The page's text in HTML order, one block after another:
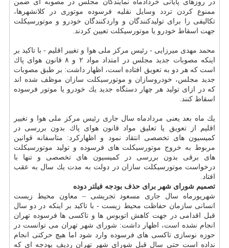
در روزهای پایانی خردادماه نمایندگان مجلس در مصوبه ای ضمن
ممنوع كردن تردد وسایل نقلیه فرسوده موتوری در كلانشهرها،
تكالیفی را برای تولیدكنندگان و واردكنندگان خودرو و موتورسیكلت
جهت اسقاط خودرو یا موتورسیكلت تعیین كردند.
محمد مهدی میرزایی - رئیس مركز ملی هوا و تغییر اقلیم - با تاكید بر
اینكه مصوبات جدید مجلس در امتداد مواد ۲ و ۸ قانون هوای پاك
است كه هر دو به تعویق افتاده است، اظهار داشت: بر طبق مصوبات
جدید مجلس، خودروسازان و موتورسیكلت سازان موظف شده اند
كه در ازای تولید هر چهار دستگاه جدید یك خودرو یا موتور فرسوده
اسقاط كنند.
یك ماه بعد یعنی مردادماه سال جاری رئیس مركز ملی هوا و تغییر
اقلیم از تعویق یا تعلیق مواد قانون هوای پاك بدون بررسی در
كمیسیون های تخصصی انتقاد نمود و اظهاركرد: متاسفانه قوانین
مربوط به خروج موتورسیكلت های فرسوده و تولید موتورسیكلت
های برقی بدون بررسی در كمیسیون های تخصصی و تنها با
درخواست موتورسیكلت سازان در دولت به مدت یك سال به عقب
افتاد.
تصمیم شورای شهر برای حذف بودجه فیلتر دوده
شهریورماه سال جاری مسعود تجریشی – معاون محیط زیست
انسانی سازمان حفاظت محیط زیست - با تاكید بر اینكه در دو سال
قبل اقدامی در جهت كاهش اتوبوس ها و تاكسی ها فرسوده تهران
انجام نشده است، اظهار داشت: شورای شهر تهران می توانست در
حوزه نوسازی تاكسی های فرسوده وارد شود اما هیچ حركتی انجام
نداده است حتی سال قبل شورای شهر تهران ردیف بودجه ای كه